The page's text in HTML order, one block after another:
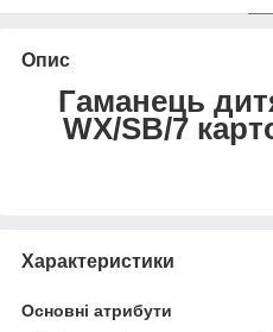
Опис
Гаманець
WX/SB/7
Характеристики
Основні атрибути